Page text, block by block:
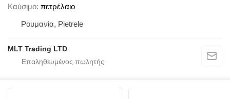
Καύσιμο πετρέλαιο
Ρουμανία, Pietrele
MLT Trading LTD